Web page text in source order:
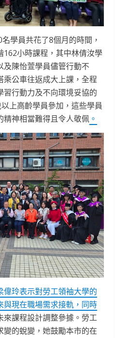
學員共花了8個月的時間，
小時課程，其中林倩汝學
及陳怡萱學員儘管行動不
公車往返成大上課，全程
行動力及不向環境妥協的
上高齡學員參加，這些學員
精神相當難得且令人敬佩 。
玲表示對勞工領袖大學的
現在職場需求接軌，同時
來課程設計調整參據。勞工
的蛻變，她鼓勵本市的在